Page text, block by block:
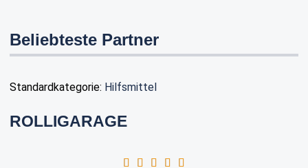
Beliebteste Partner
Standardkategorie: Hilfsmittel
ROLLIGARAGE